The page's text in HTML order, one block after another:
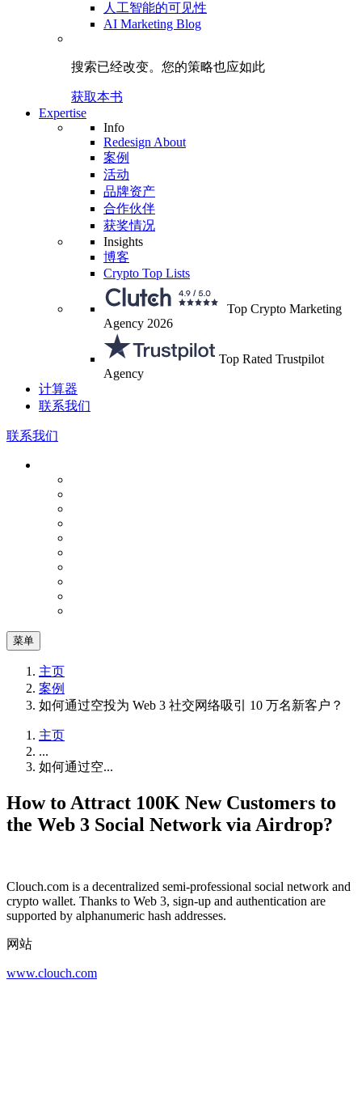
人工智能的可见性
AI Marketing Blog
搜索已经改变。 您的策略也应如此
获取本书
Expertise
Info
Redesign About
案例
活动
品牌资产
合作伙伴
获奖情况
Insights
博客
Crypto Top Lists
Top Crypto Marketing
Agency 2026
Top Rated Trustpilot
Agency
计算器
联系我们
联系我们
菜单
主页
案例
如何通过空投为 Web 3 社交网络吸引 10 万名新客户？
主页
...
如何通过空...
How to Attract 100K New Customers to
the Web 3 Social Network via Airdrop?
Clouch.com is a decentralized semi-professional social network and
crypto wallet. Thanks to Web 3, sign-up and authentication are
supported by alphanumeric hash addresses.
网站
www.clouch.com